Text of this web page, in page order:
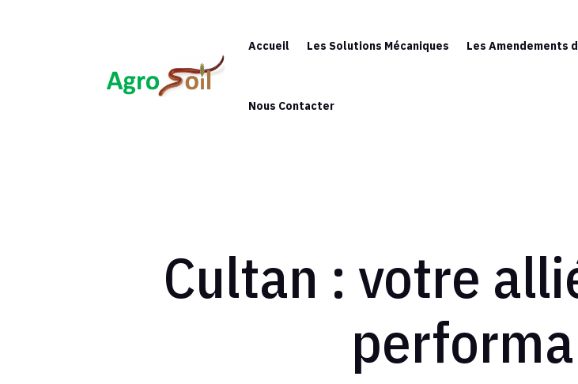
Accueil Les Solutions Mécaniques Les Amendements
Nous Contacter
Cultan : votre